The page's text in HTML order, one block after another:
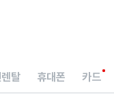
탈 휴대폰 카드